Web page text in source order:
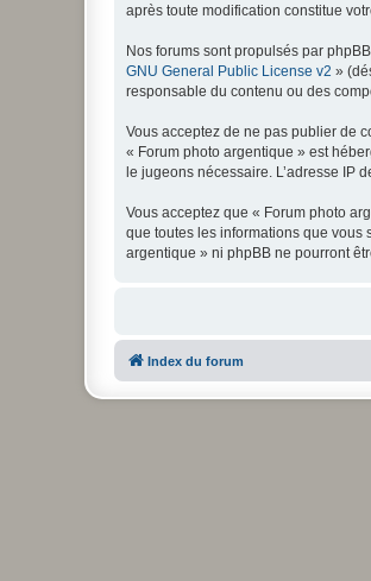
après toute modification constitue
Nos forums sont propulsés par
GNU General Public License v2 »
responsable du contenu ou des
Vous acceptez de ne pas publier de
« Forum photo argentique » est
le jugeons nécessaire. L’adresse IP
Vous acceptez que « Forum photo
que toutes les informations que vous
argentique » ni phpBB ne pourront
Index du forum